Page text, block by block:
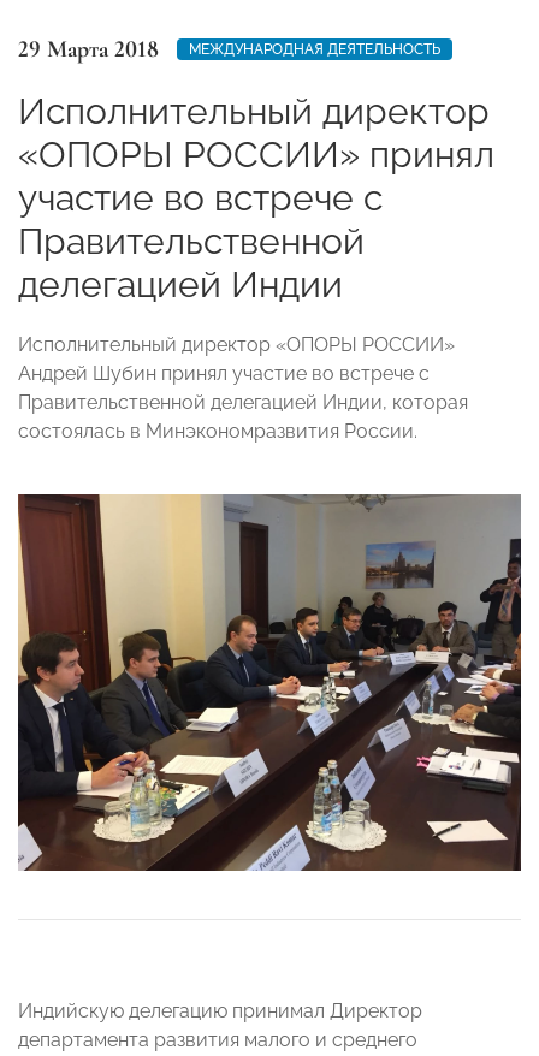
29 Марта 2018 МЕЖДУНАРОДНАЯ ДЕЯТЕЛЬНОСТЬ
Исполнительный директор
«ОПОРЫ РОССИИ» принял
участие во встрече с
Правительственной
делегацией Индии
Исполнительный директор «ОПОРЫ РОССИИ»
Андрей Шубин принял участие во встрече с
Правительственной делегацией Индии, которая
состоялась в Минэкономразвития России.
Индийскую делегацию принимал Директор
департамента развития малого и среднего